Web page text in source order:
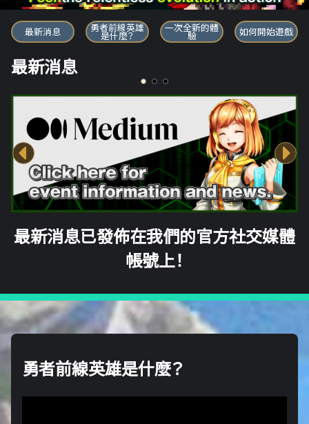
勇者前線英雄
最新消息 勇者前線英雄
是什麼？
一次全新的體
驗 如何開始遊戲
最新消息
最新消息已發佈在我們的官方社交媒體
帳號上！
勇者前線英雄是什麼？